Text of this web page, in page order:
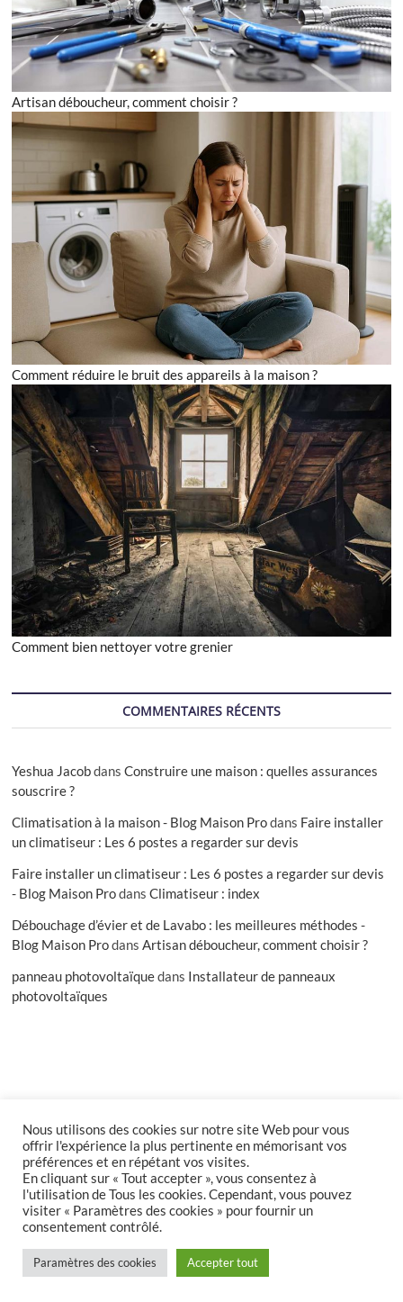
Artisan déboucheur, comment choisir ?
Comment réduire le bruit des appareils à la maison ?
Comment bien nettoyer votre grenier
COMMENTAIRES RÉCENTS
Yeshua JacobdansConstruire une maison : quelles assurances
souscrire ?
Climatisation à la maison - Blog Maison Prodans Faire installer
un climatiseur : Les 6 postes a regarder sur devis
Faire installer un climatiseur : Les 6 postes a regarder sur devis
- Blog Maison ProdansClimatiseur : index
Débouchage d’évier et de Lavabo : les meilleures méthodes -
Blog Maison ProdansArtisan déboucheur, comment choisir ?
panneau photovoltaïquedans Installateur de panneaux
photovoltaïques
facebook
Accueil Inscription Connexion
Compte
Publier un article
Politique de confidentialité
Blog Maison Pro | Designed by: Theme Freesia WordPress
Nous utilisons des cookies sur notre site Web pour vous
offrir l'expérience la plus pertinente en mémorisant vos
préférences et en répétant vos visites.
En cliquant sur « Tout accepter », vous consentez à
l'utilisation de Tous les cookies. Cependant, vous pouvez
visiter « Paramètres des cookies » pour fournir un
consentement contrôlé.
Paramètres des cookies Accepter tout